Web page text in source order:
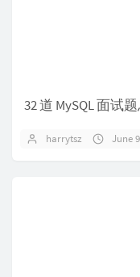
32 道 MySQL 面试
harrytsz June